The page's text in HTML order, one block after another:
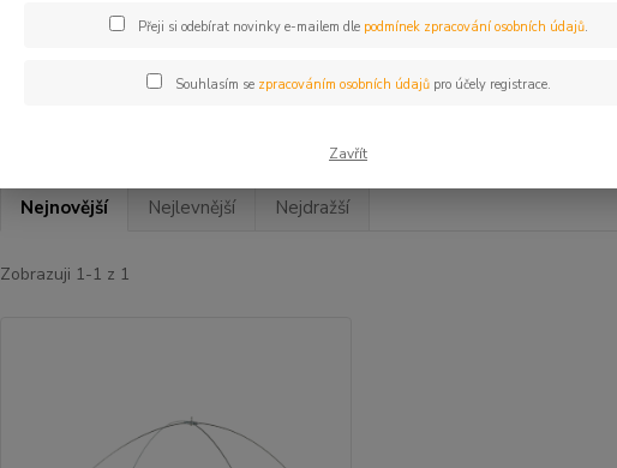
GIANTS FISHING (1)
Nejnovější Nejlevnější Nejdražší
Zobrazuji 1-1 z 1
Přeji si odebírat novinky e-mailem dle podmínek zpracování osobních údajů.
Souhlasím se zpracováním osobních údajůpro účely registrace.
Zavřít